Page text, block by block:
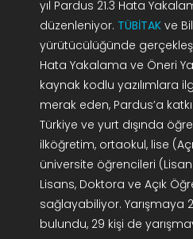
yıl Pardus 21.3 Hata
düzenleniyor. TÜBİTAKve
yürütücülüğünde
Hata Yakalama ve Öneri
kaynak kodlu yazılımlara
merak eden, Pardus’a
Türkiye ve yurt dışında
ilköğretim, ortaokul, lise
üniversite öğrencileri
Lisans, Doktora ve Açık
sağlayabiliyor. Yarışmaya
bulundu, 29 kişi de